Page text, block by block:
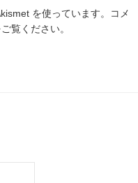
を使っています。
コメ
覧ください。